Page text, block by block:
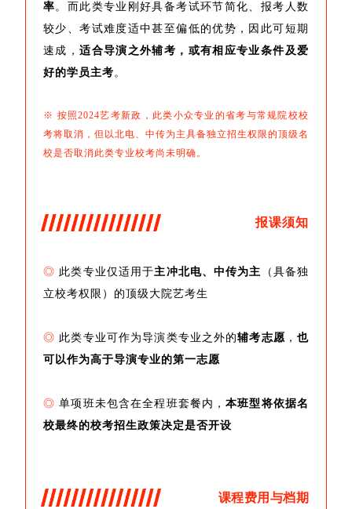
率。而此类专业刚好具备考试环节简化、报考人数
较少、考试难度适中甚至偏低的优势，因此可短期
速成，适合导演之外辅考，或有相应专业条件及爱
好的学员主考。
※ 按照2024艺考新政，此类小众专业的省考与常规院校校
考将取消，但以北电、中传为主具备独立招生权限的顶级名
校是否取消此类专业校考尚未明确。
报课须知
◎ 此类专业仅适用于主冲北电、中传为主
（具备独
立校考权限）的顶级大院艺考生
◎ 此类专业可作为导演类专业之外的辅考志愿 ，也
可以作为高于导演专业的第一志愿
◎ 单项班未包含在全程班套餐内，本班型将依据名
校最终的校考招生政策决定是否开设
课程费用与档期